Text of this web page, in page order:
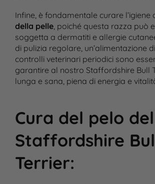
Infine, è fondamentale curare l’igiene
della pelle, poiché questa razza può
soggetta a dermatiti e allergie
di pulizia regolare, un’alimentazione
controlli veterinari periodici sono
garantire al nostro Staffordshire Bull
lunga e sana, piena di energia e
Cura del pelo
Staffordshire
Terrier: